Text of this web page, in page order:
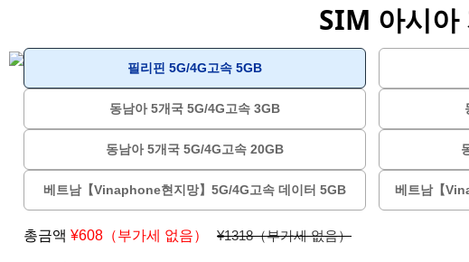
SIM 아시아
필리핀 5G/4G고속 5GB
동남아 5개국 5G/4G고속 3GB
동남아 5개국 5G/4G고속 20GB
베트남【Vinaphone현지망】5G/4G고속 데이터 5GB 베트남【
총금액 ¥608（부가세 없음） ¥1318（부가세 없음）